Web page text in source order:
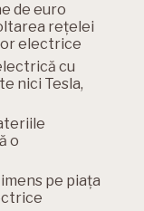
de euro
rețelei
electrice
cu
nici Tesla,
o
pe piața